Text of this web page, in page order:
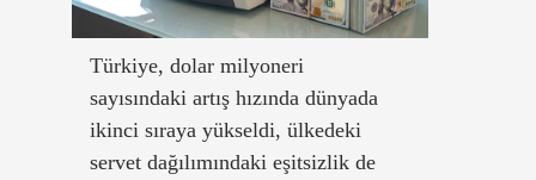
Türkiye, dolar milyoneri
sayısındaki artış hızında dünyada
ikinci sıraya yükseldi, ülkedeki
servet dağılımındaki eşitsizlik de